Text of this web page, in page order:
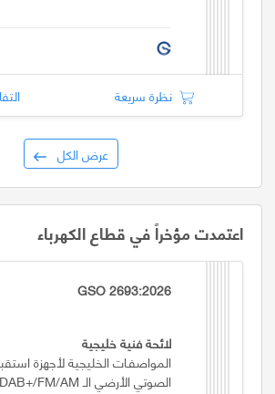
نظرة سريعة
عرض الكل
اعتمدت مؤخراً في قطاع الكهرباء
GSO 2693:2026
لائحة فنية خليجية
المواصفـات الخليجية لأجهزة
الصوتي الأرضي الـ T-DAB+/FM/AM